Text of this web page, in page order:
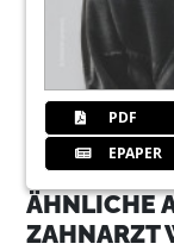
PDF
EPAPER
ÄHNLICHE
ZAHNARZT